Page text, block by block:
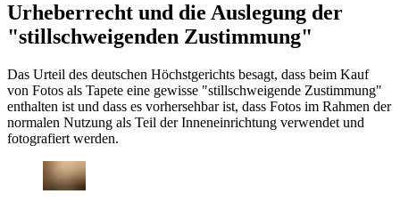
Urheberrecht und die Auslegung der
"stillschweigenden Zustimmung"
Das Urteil des deutschen Höchstgerichts besagt, dass beim Kauf
von Fotos als Tapete eine gewisse "stillschweigende Zustimmung"
enthalten ist und dass es vorhersehbar ist, dass Fotos im Rahmen der
normalen Nutzung als Teil der Inneneinrichtung verwendet und
fotografiert werden.